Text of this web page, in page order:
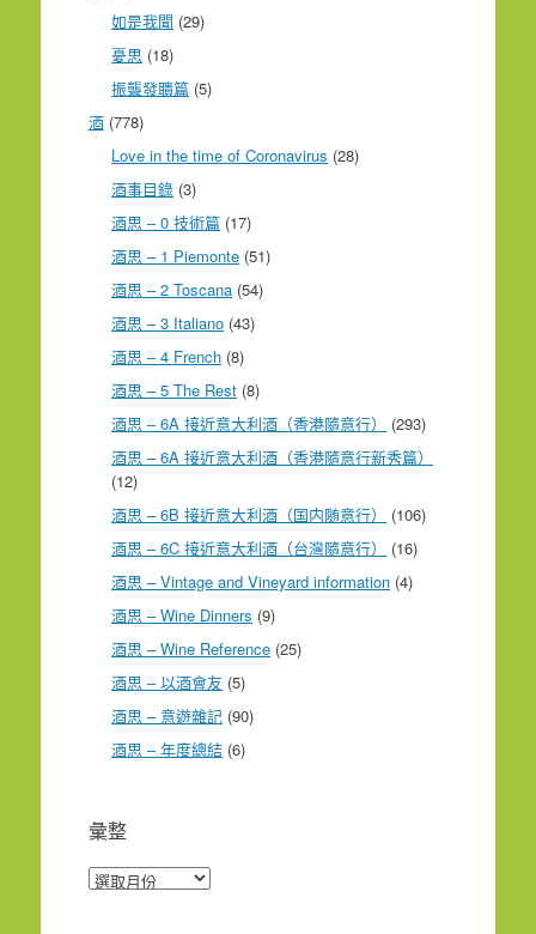
如是我聞 (29)
憂思 (18)
振聾發聵篇 (5)
酒(778)
Love in the time of Coronavirus (28)
酒事目錄 (3)
酒思 – 0 技術篇 (17)
酒思 – 1 Piemonte (51)
酒思 – 2 Toscana (54)
酒思 – 3 Italiano (43)
酒思 – 4 French (8)
酒思 – 5 The Rest (8)
酒思 – 6A 接近意大利酒（香港隨意行）
(293)
酒思 – 6A 接近意大利酒（香港隨意行新秀篇）
(12)
酒思 – 6B 接近意大利酒（国内随意行）
(106)
酒思 – 6C 接近意大利酒（台灣隨意行）
(16)
酒思 – Vintage and Vineyard information (4)
酒思 – Wine Dinners (9)
酒思 – Wine Reference (25)
酒思 – 以酒會友 (5)
酒思 – 意遊雜記 (90)
酒思 – 年度總結 (6)
彙整
彙